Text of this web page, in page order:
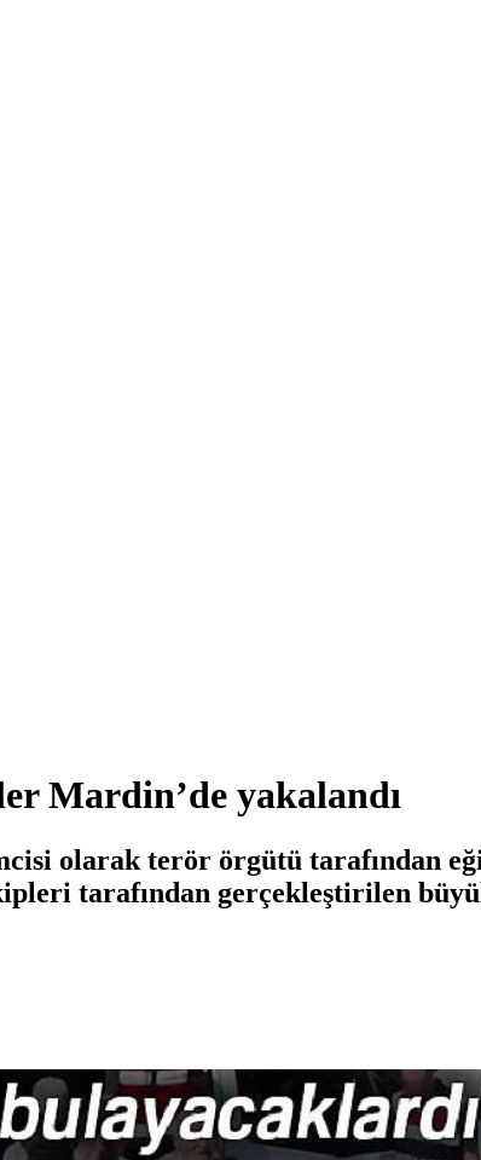
Mardin’de yakalandı
olarak terör örgütü tarafından
tarafından gerçekleştirilen